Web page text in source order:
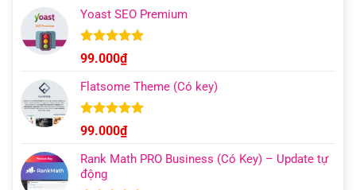
5 sao
Yoast SEO Premium
Được xếp
hạng 4.96
5 sao
99.000₫
Flatsome Theme (Có key)
Được xếp
hạng 4.95
5 sao
99.000₫
Rank Math PRO Business (Có Key) – Update tự
động